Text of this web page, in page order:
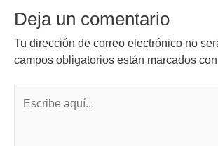
Deja un comentario
Tu dirección de correo electrónico no
campos obligatorios están marcados con